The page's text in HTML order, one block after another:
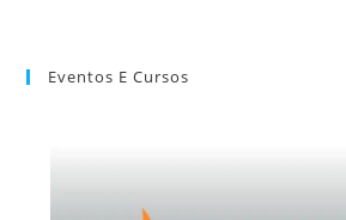
Eventos E Cursos